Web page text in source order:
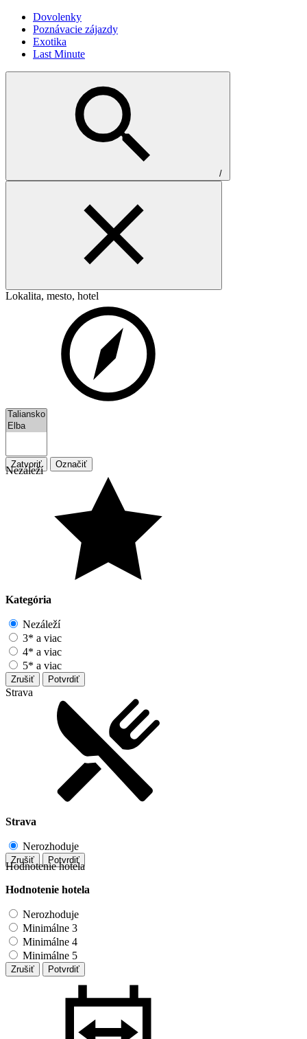
Dovolenky
Poznávacie zájazdy
Exotika
Last Minute
/
Lokalita, mesto, hotel
Zatvoriť Označiť
Nezáleží
Kategória
Nezáleží
3* a viac
4* a viac
5* a viac
Zrušiť Potvrdiť
Strava
Strava
Nerozhoduje
Zrušiť Potvrdiť
Hodnotenie hotela
Hodnotenie hotela
Nerozhoduje
Minimálne 3
Minimálne 4
Minimálne 5
Zrušiť Potvrdiť